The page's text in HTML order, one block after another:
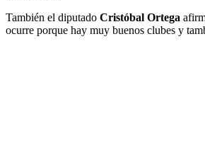
También el diputado Cristóbal Ortega
ocurre porque hay muy buenos clubes y